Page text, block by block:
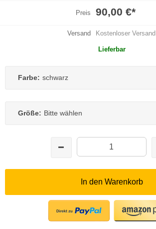
Preis 90,00 €*
Versand Kostenloser Versand
Lieferbar
Farbe: schwarz
Größe: Bitte wählen
In den Warenkorb